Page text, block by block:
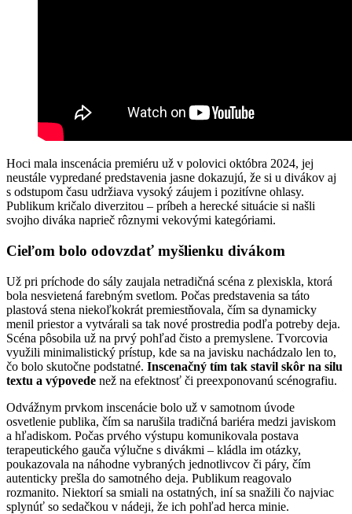
Hoci mala inscenácia premiéru už v polovici októbra 2024, jej
neustále vypredané predstavenia jasne dokazujú, že si u divákov aj
s odstupom času udržiava vysoký záujem i pozitívne ohlasy.
Publikum kričalo diverzitou – príbeh a herecké situácie si našli
svojho diváka naprieč rôznymi vekovými kategóriami.
Cieľom bolo odovzdať myšlienku divákom
Už pri príchode do sály zaujala netradičná scéna z plexiskla, ktorá
bola nesvietená farebným svetlom. Počas predstavenia sa táto
plastová stena niekoľkokrát premiestňovala, čím sa dynamicky
menil priestor a vytvárali sa tak nové prostredia podľa potreby deja.
Scéna pôsobila už na prvý pohľad čisto a premyslene. Tvorcovia
využili minimalistický prístup, kde sa na javisku nachádzalo len to,
čo bolo skutočne podstatné. Inscenačný tím tak stavil skôr na silu
textu a výpovede než na efektnosť či preexponovanú scénografiu.
Odvážnym prvkom inscenácie bolo už v samotnom úvode
osvetlenie publika, čím sa narušila tradičná bariéra medzi javiskom
a hľadiskom. Počas prvého výstupu komunikovala postava
terapeutického gauča výlučne s divákmi – kládla im otázky,
poukazovala na náhodne vybraných jednotlivcov či páry, čím
autenticky prešla do samotného deja. Publikum reagovalo
rozmanito. Niektorí sa smiali na ostatných, iní sa snažili čo najviac
splynúť so sedačkou v nádeji, že ich pohľad herca minie.